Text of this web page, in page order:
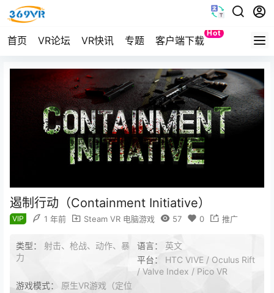
首页 VR论坛 VR快讯 专题 客户端下载
Hot
Quest
遏制行动（Containment Initiative）
VIP 1 年前 Steam VR 电脑游戏 57 0 推广
类型： 射击、枪战、动作、暴
力
语言： 英文
平台： HTC VIVE / Oculus Rift
/ Valve Index / Pico VR
游戏模式： 原生VR游戏（定位